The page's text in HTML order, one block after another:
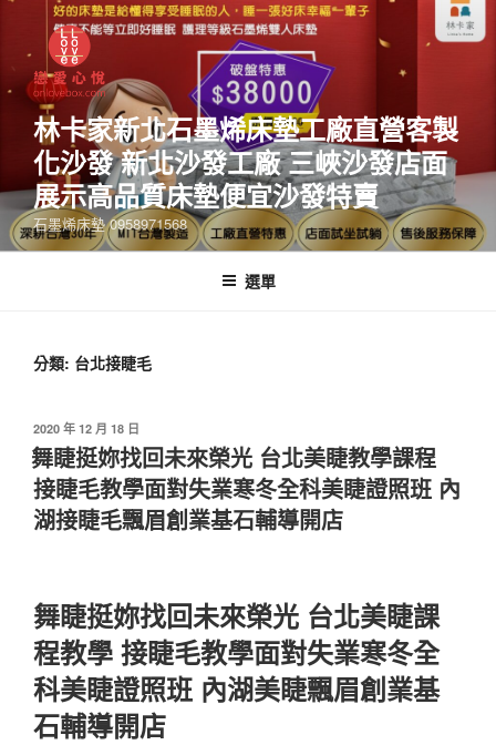
林卡家新北石墨烯床墊工廠直營客製
化沙發 新北沙發工廠 三峽沙發店面
展示高品質床墊便宜沙發特賣
石墨烯床墊 0958971568
選單
分類: 台北接睫毛
2020 年 12 月 18 日
舞睫挺妳找回未來榮光 台北美睫教學課程
接睫毛教學面對失業寒冬全科美睫證照班 內
湖接睫毛飄眉創業基石輔導開店
舞睫挺妳找回未來榮光 台北美睫課
程教學 接睫毛教學面對失業寒冬全
科美睫證照班 內湖美睫飄眉創業基
石輔導開店